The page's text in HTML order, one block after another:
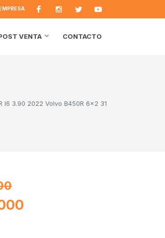
VENTA CONTACTO
I6 3.90 2022 Volvo B450R 6×2 31